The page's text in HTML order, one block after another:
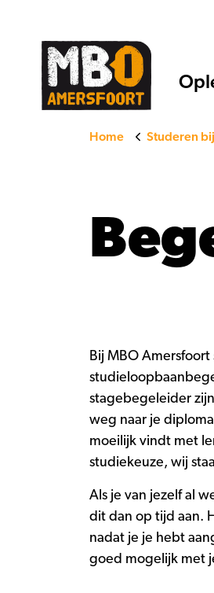
Home Studeren
Bij MBO Amersfoort
stagebegeleider
weg naar je
moeilijk vindt met
studiekeuze, wij
Als je van jezelf al
dit dan op tijd aan.
nadat je je hebt
goed mogelijk met